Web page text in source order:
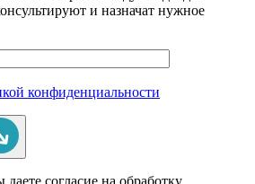
и назначат нужное
конфиденциальности
согласие на обработку